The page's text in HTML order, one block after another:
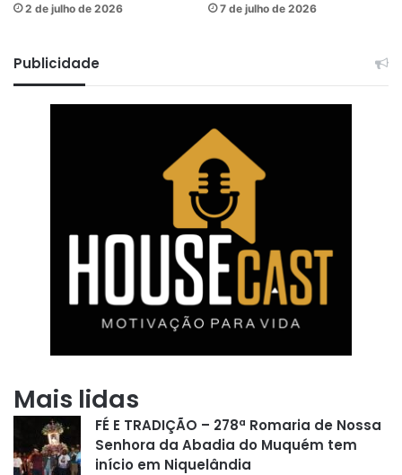
2 de julho de 2026 7 de julho de 2026
Publicidade
Mais lidas
FÉ E TRADIÇÃO – 278ª Romaria de Nossa
Senhora da Abadia do Muquém tem
início em Niquelândia